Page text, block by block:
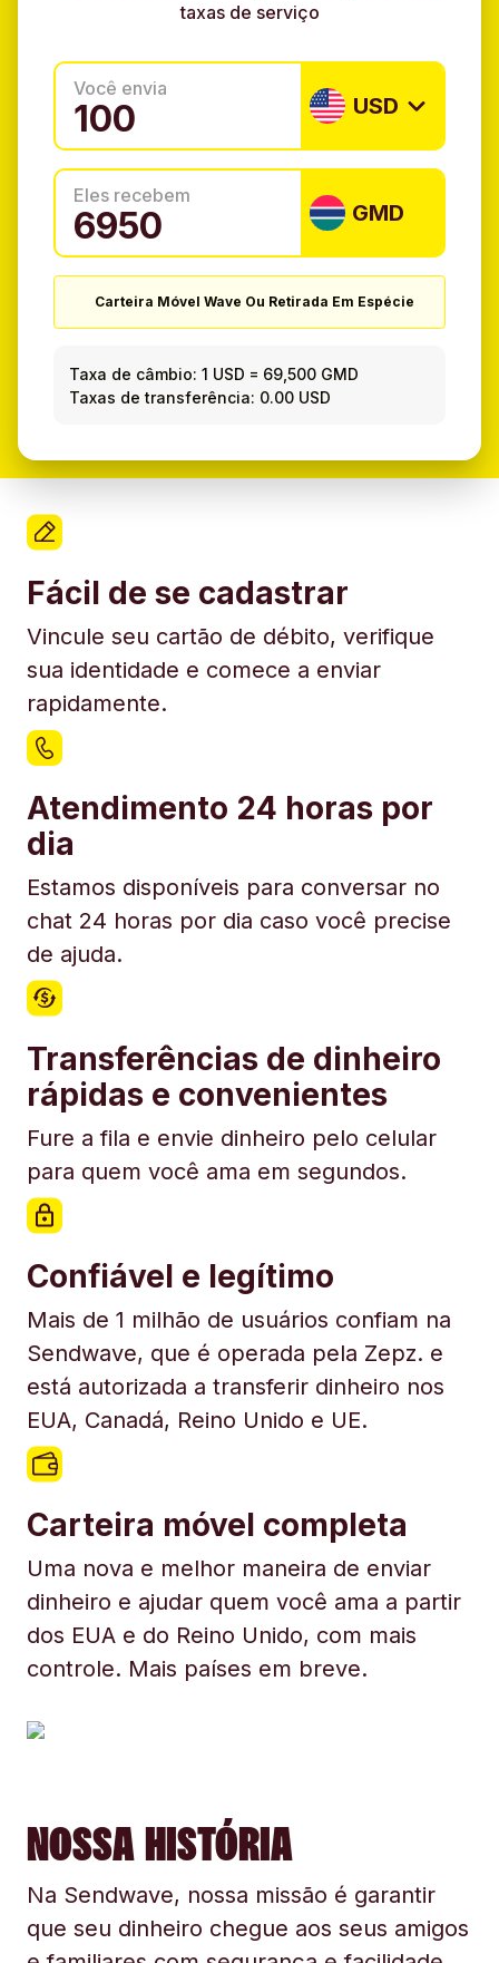
taxas de serviço
Você envia
USD
Eles recebem
GMD
Carteira Móvel Wave Ou Retirada Em Espécie
Taxa de câmbio: 1 USD = 69,500 GMD
Taxas de transferência: 0.00 USD
Fácil de se cadastrar
Vincule seu cartão de débito, verifique
sua identidade e comece a enviar
rapidamente.
Atendimento 24 horas por
dia
Estamos disponíveis para conversar no
chat 24 horas por dia caso você precise
de ajuda.
Transferências de dinheiro
rápidas e convenientes
Fure a fila e envie dinheiro pelo celular
para quem você ama em segundos.
Confiável e legítimo
Mais de 1 milhão de usuários confiam na
Sendwave, que é operada pela Zepz. e
está autorizada a transferir dinheiro nos
EUA, Canadá, Reino Unido e UE.
Carteira móvel completa
Uma nova e melhor maneira de enviar
dinheiro e ajudar quem você ama a partir
dos EUA e do Reino Unido, com mais
controle. Mais países em breve.
NOSSA HISTÓRIA
Na Sendwave, nossa missão é garantir
que seu dinheiro chegue aos seus amigos